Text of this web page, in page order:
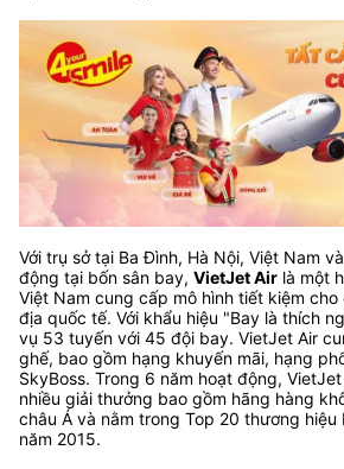
Với trụ sở tại Ba Đình, Hà Nội, Việt Nam
động tại bốn sân bay, VietJet Air là một
Việt Nam cung cấp mô hình tiết kiệm
địa quốc tế. Với khẩu hiệu "Bay là thích
vụ 53 tuyến với 45 đội bay. VietJet Air
ghế, bao gồm hạng khuyến mãi, hạng
SkyBoss. Trong 6 năm hoạt động,
nhiều giải thưởng bao gồm hãng hàng
châu Á và nằm trong Top 20 thương
năm 2015.